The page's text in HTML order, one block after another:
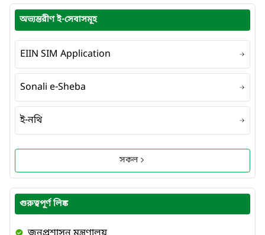
অভ্যন্তরীণ ই-সেবাসমূহ
EIIN SIM Application
Sonali e-Sheba
ই-নথি
সকল
গুরুত্বপূর্ণ লিঙ্ক